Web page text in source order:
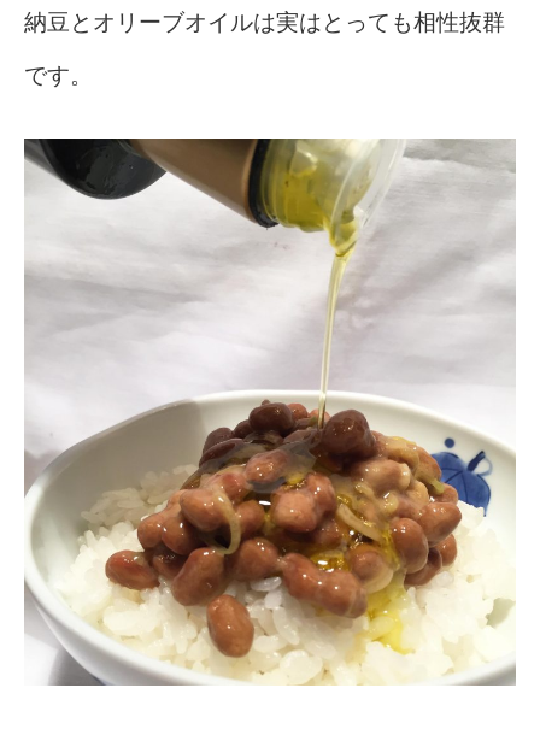
納豆とオリーブオイルは実はとっても相性抜群
です。